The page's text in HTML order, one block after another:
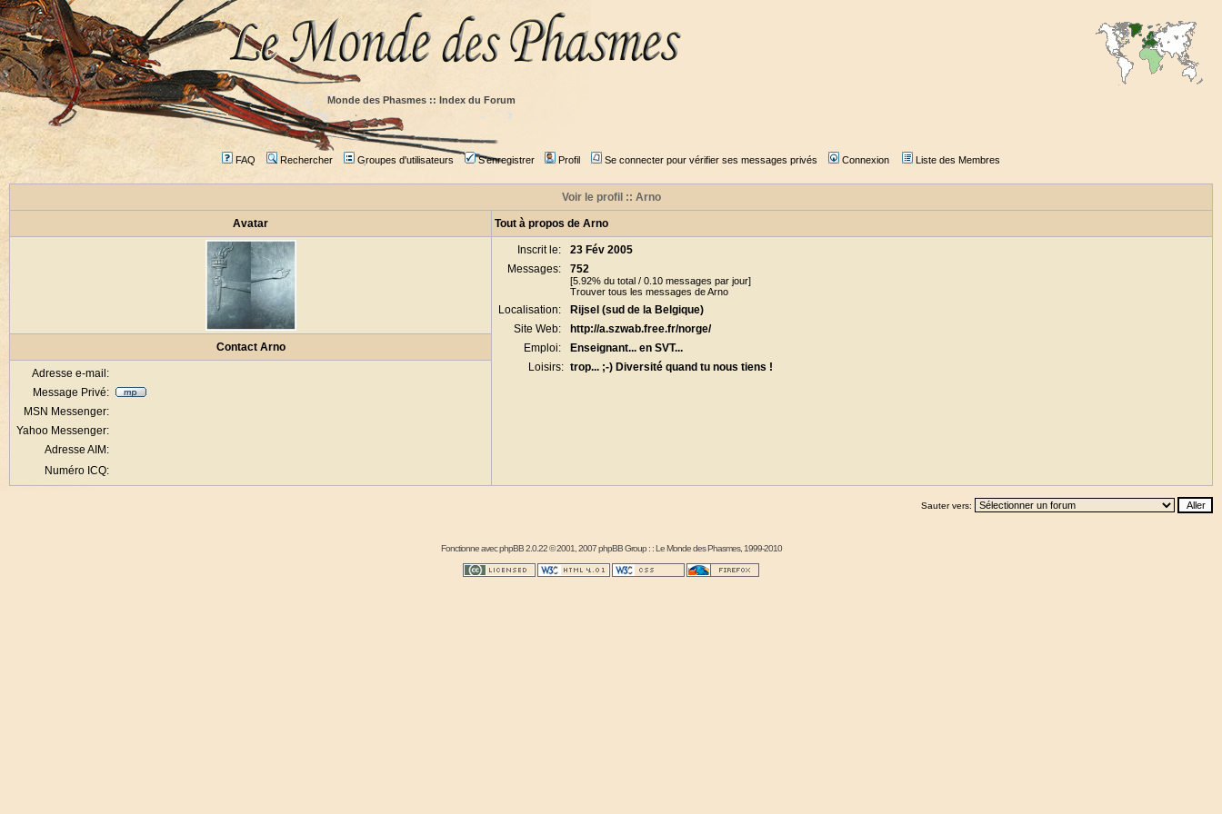
Monde des Phasmes :: Index du Forum
FAQ Rechercher Groupes d'utilisateurs S'enregistrer Profil Se connecter pour vérifier ses messages privés Connexion Liste des Membres
Voir le profil :: Arno
Avatar Tout à propos de Arno
Inscrit le:
23 Fév 2005
Messages:
752
[5.92% du total / 0.10 messages par jour]
Trouver tous les messages de Arno
Localisation:
Rijsel (sud de la Belgique)
Site Web:
http://a.szwab.free.fr/norge/
Emploi:
Enseignant... en SVT...
Loisirs: trop... ;-) Diversité quand tu nous tiens !
Contact Arno
Adresse e-mail:
Message Privé:
MSN Messenger:
Yahoo Messenger:
Adresse AIM:
Numéro ICQ:
Sauter vers:
Fonctionne avecphpBB2.0.22 © 2001, 2007 phpBB Group : :Le Monde des Phasmes, 1999-2010